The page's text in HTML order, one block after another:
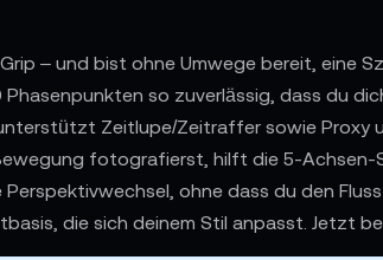
– und bist ohne Umwege bereit, eine
so zuverlässig, dass du
Zeitlupe/Zeitraffer sowie Proxy
fotografierst, hilft die 5-Achsen-
ohne dass du den
die sich deinem Stil anpasst. Jetzt bei